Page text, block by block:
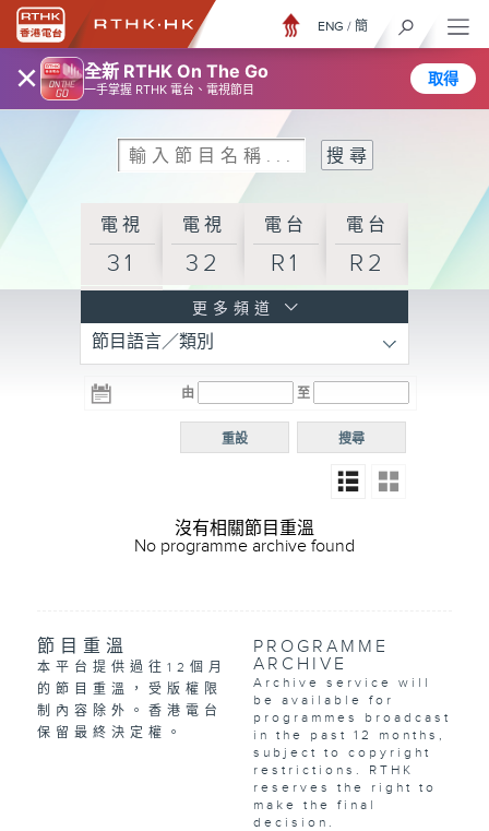
× 全新 RTHK On The Go
一手掌握 RTHK 電台、電視節目
取得
ENG / 簡
電視
31
電視
32
電台
R1
電台
R2
R3
電台 電台
R5
電台
普通
更多頻道
節目語言／類別
由 至
搜尋
重設
沒有相關節目重溫
No programme archive found
節目重溫
本平台提供過往12個月
的節目重溫，受版權限
制內容除外。香港電台
保留最終決定權。
PROGRAMME
ARCHIVE
Archive service will
be available for
programmes broadcast
in the past 12 months,
subject to copyright
restrictions. RTHK
reserves the right to
make the final
decision.